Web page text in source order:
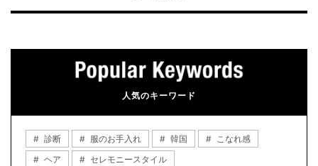
人気のキーワード
診断 服のお手入れ 韓国
こなれ感
ヘア
セレモニースタイル